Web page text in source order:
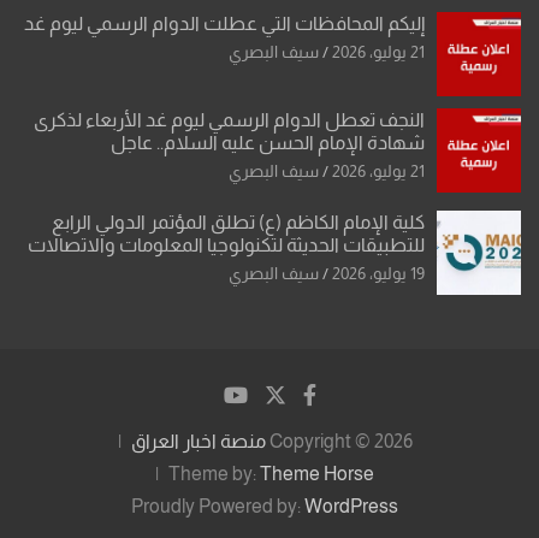
إليكم المحافظات التي عطلت الدوام الرسمي ليوم غد
21 يوليو، 2026 سيف البصري
النجف تعطل الدوام الرسمي ليوم غد الأربعاء لذكرى
شهادة الإمام الحسن عليه السلام.. عاجل
21 يوليو، 2026 سيف البصري
كلية الإمام الكاظم (ع) تطلق المؤتمر الدولي الرابع
للتطبيقات الحديثة لتكنولوجيا المعلومات والاتصالات
19 يوليو، 2026 سيف البصري
Copyright © 2026 منصة اخبار العراق
Theme by: Theme Horse
Proudly Powered by: WordPress